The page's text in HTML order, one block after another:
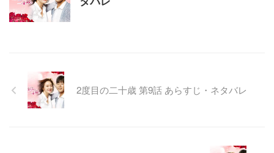
2度目の二十歳 第9話 あらすじ・ネタバレ